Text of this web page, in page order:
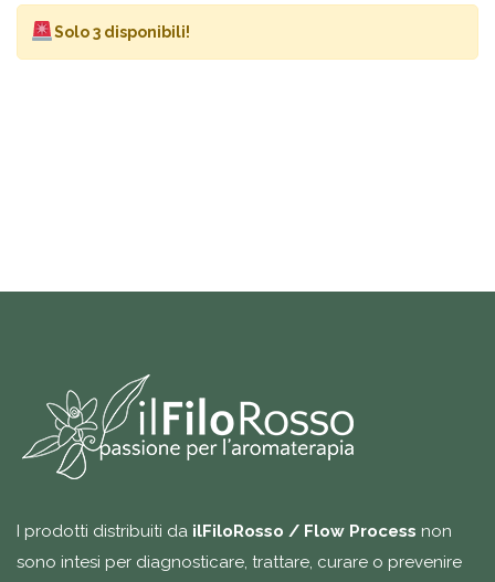
Solo 3 disponibili!
I prodotti distribuiti da ilFiloRosso / Flow Process non
sono intesi per diagnosticare, trattare, curare o prevenire